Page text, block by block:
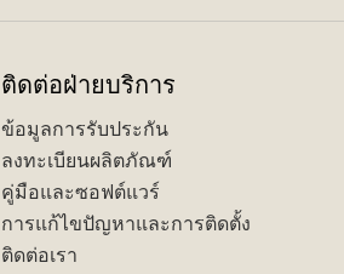
ติดต่อฝ่ายบริการ
ข้อมูลการรับประกัน
ลงทะเบียนผลิตภัณฑ์
คู่มือและซอฟต์แวร์
การแก้ไขปัญหาและการติดตั้ง
ติดต่อเรา